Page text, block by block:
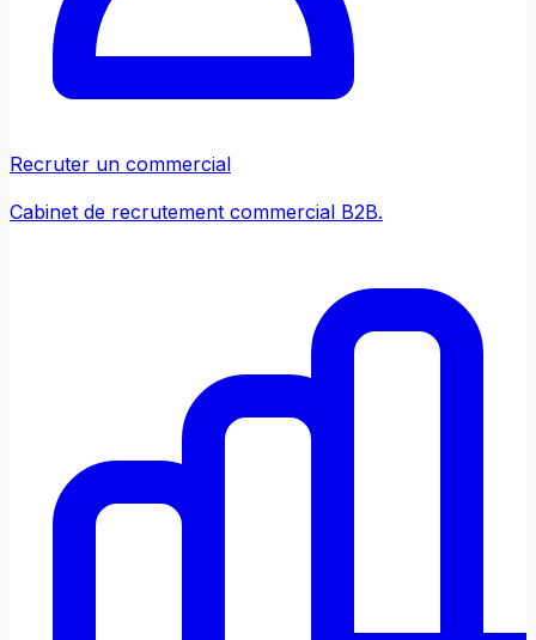
Recruter un commercial
Cabinet de recrutement commercial B2B.